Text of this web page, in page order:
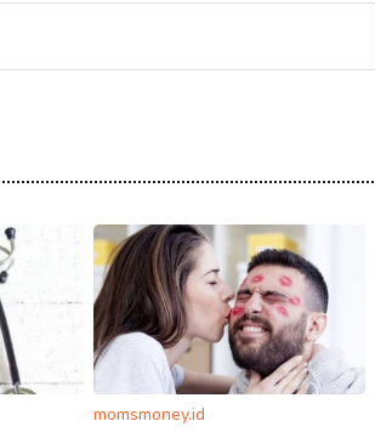
momsmoney.id